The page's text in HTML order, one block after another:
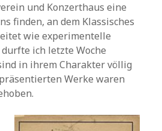
und Konzerthaus eine
finden, an dem Klassisches
wie experimentelle
ich letzte Woche
in ihrem Charakter völlig
Werke waren